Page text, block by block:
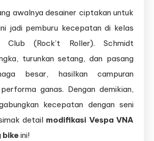
awalnya desainer ciptakan untuk
jadi pemburu kecepatan di kelas
Club (Rock’t Roller). Schmidt
turunkan setang, dan pasang
besar, hasilkan campuran
ganas. Dengan demikian,
kecepatan dengan seni
detail modifikasi Vespa VNA
bike ini!